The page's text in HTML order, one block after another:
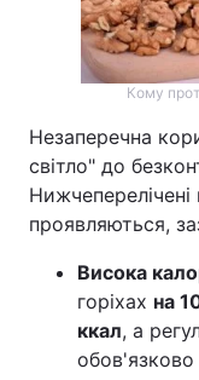
Кому
Незаперечна
світло" до
Нижчеперелічені
проявляються,
Висока
горіхах на
ккал, а
обов'язково